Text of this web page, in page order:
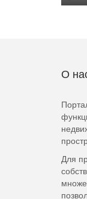
О
Для